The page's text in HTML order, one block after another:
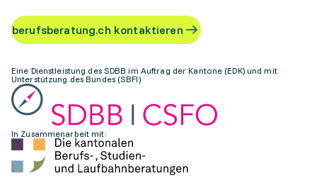
berufsberatung.ch kontaktieren
Eine Dienstleistung des SDBB im Auftrag der Kantone (EDK) und mit
Unterstützung des Bundes (SBFI)
In Zusammenarbeit mit: